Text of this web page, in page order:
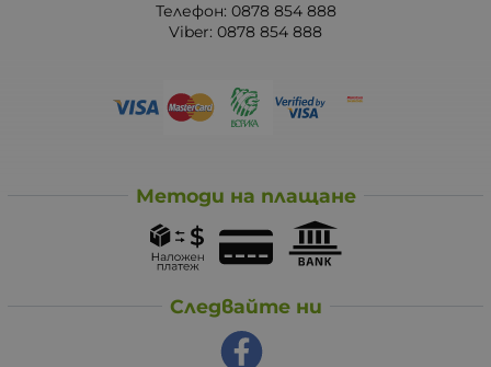
Телефон: 0878 854 888
Viber: 0878 854 888
Методи на плащане
Следвайте ни